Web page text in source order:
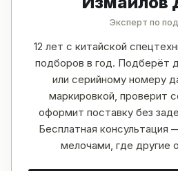
Эксперт по
12 лет с китайской
подборов в год. Подберёт
или серийному номеру
маркировкой, проверит
оформит поставку без
Бесплатная
мелочами, где другие